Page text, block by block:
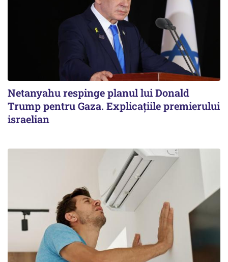
Netanyahu respinge planul lui Donald
Trump pentru Gaza. Explicațiile premierului
israelian